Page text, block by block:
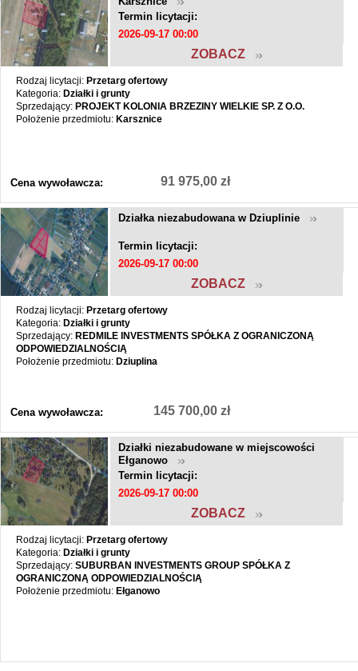
Termin licytacji:
2026-09-17 00:00
ZOBACZ
Rodzaj licytacji: Przetarg ofertowy
Kategoria: Działki i grunty
Sprzedający: PROJEKT KOLONIA BRZEZINY WIELKIE SP. Z O.O.
Położenie przedmiotu: Karsznice
Cena wywoławcza: 91 975,00 zł
Działka niezabudowana w Dziuplinie
Termin licytacji:
2026-09-17 00:00
ZOBACZ
Rodzaj licytacji: Przetarg ofertowy
Kategoria: Działki i grunty
Sprzedający: REDMILE INVESTMENTS SPÓŁKA Z OGRANICZONĄ
ODPOWIEDZIALNOŚCIĄ
Położenie przedmiotu: Dziuplina
Cena wywoławcza: 145 700,00 zł
Działki niezabudowane w miejscowości
Ełganowo
Termin licytacji:
2026-09-17 00:00
ZOBACZ
Rodzaj licytacji: Przetarg ofertowy
Kategoria: Działki i grunty
Sprzedający: SUBURBAN INVESTMENTS GROUP SPÓŁKA Z
OGRANICZONĄ ODPOWIEDZIALNOŚCIĄ
Położenie przedmiotu: Ełganowo